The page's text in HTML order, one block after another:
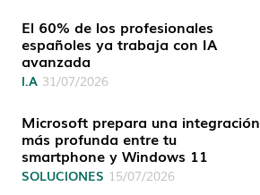
El 60% de los profesionales
españoles ya trabaja con IA
avanzada
I.A 31/07/2026
Microsoft prepara una integración
más profunda entre tu
smartphone y Windows 11
SOLUCIONES 15/07/2026